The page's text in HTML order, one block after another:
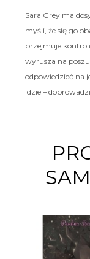
Sara Grey ma
myśli, że się go
przejmuje
wyrusza na
odpowiedzieć na
idzie –